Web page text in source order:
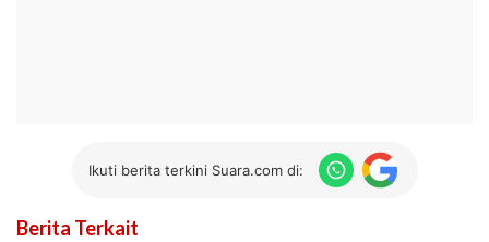
Ikuti berita terkini Suara.com di:
Berita Terkait